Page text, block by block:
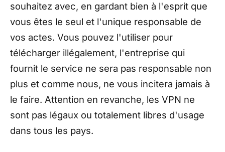
souhaitez avec, en gardant bien à l'esprit que
vous êtes le seul et l'unique responsable de
vos actes. Vous pouvez l'utiliser pour
télécharger illégalement, l'entreprise qui
fournit le service ne sera pas responsable non
plus et comme nous, ne vous incitera jamais à
le faire. Attention en revanche, les VPN ne
sont pas légaux ou totalement libres d'usage
dans tous les pays.